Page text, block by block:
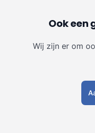
Ook een
Wij zijn er om